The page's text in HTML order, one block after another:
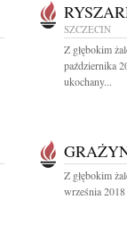
SZCZECIN
Z głębokim
października
ukochany...
Z głębokim
września